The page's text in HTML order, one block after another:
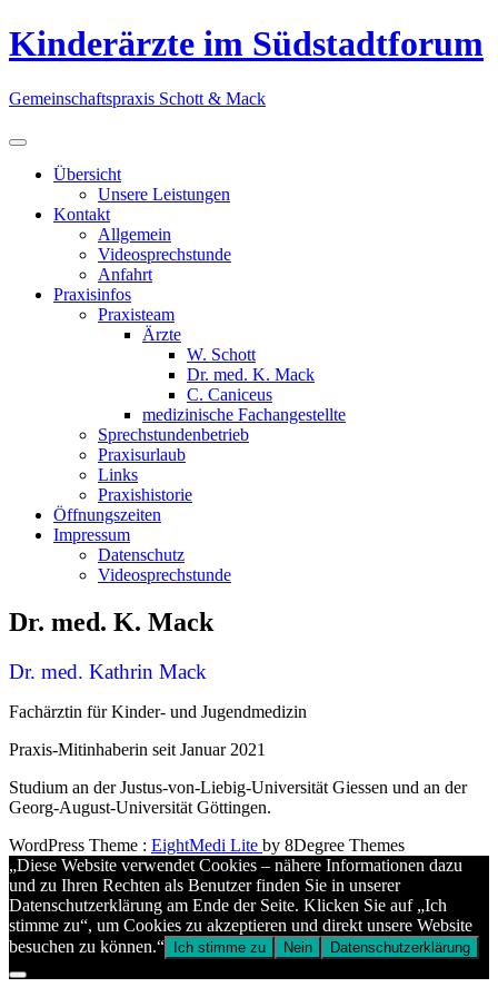
Skip
to
Kinderärzte im Südstadtforum
Gemeinschaftspraxis Schott & Mack
Übersicht
Unsere Leistungen
Kontakt
Allgemein
Videosprechstunde
Anfahrt
Praxisinfos
Praxisteam
Ärzte
W. Schott
Dr. med. K. Mack
C. Caniceus
medizinische Fachangestellte
Sprechstundenbetrieb
Praxisurlaub
Links
Praxishistorie
Öffnungszeiten
Impressum
Datenschutz
Videosprechstunde
Dr. med. K. Mack
Dr. med. Kathrin Mack
Fachärztin für Kinder- und Jugendmedizin
Praxis-Mitinhaberin seit Januar 2021
Studium an der Justus-von-Liebig-Universität Giessen und an der
Georg-August-Universität Göttingen.
WordPress Theme : EightMedi Lite by 8Degree Themes
„Diese Website verwendet Cookies – nähere Informationen dazu
und zu Ihren Rechten als Benutzer finden Sie in unserer
Datenschutzerklärung am Ende der Seite. Klicken Sie auf „Ich
stimme zu“, um Cookies zu akzeptieren und direkt unsere Website
besuchen zu können.“ Ich stimme zu Nein Datenschutzerklärung